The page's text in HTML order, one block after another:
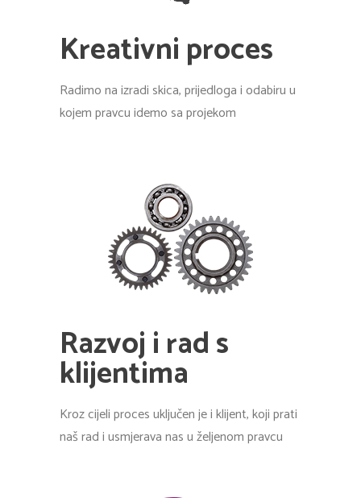
Kreativni proces
Radimo na izradi skica, prijedloga i odabiru u
kojem pravcu idemo sa projekom
Razvoj i rad s
klijentima
Kroz cijeli proces uključen je i klijent, koji prati
naš rad i usmjerava nas u željenom pravcu